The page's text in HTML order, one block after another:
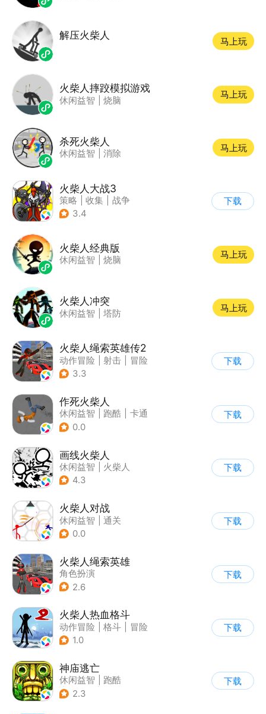
解压火柴人
马上玩
火柴人摔跤模拟游戏
休闲益智 烧脑
马上玩
杀死火柴人
休闲益智 消除
马上玩
火柴人大战3
策略 收集
战争
| 火柴人
3.4
下载
火柴人经典版
休闲益智 烧脑
马上玩
火柴人冲突
休闲益智 塔防
马上玩
火柴人绳索英雄传2
动作冒险 射击
冒险
| 开放世界
3.3
下载
作死火柴人
休闲益智 跑酷
卡通
| 62游戏
0.0
下载
画线火柴人
休闲益智
火柴人
| DIY
4.3
下载
火柴人对战
休闲益智
通关
| 火柴人
0.0
下载
火柴人绳索英雄
角色扮演
| 第三人称射击
2.6
下载
火柴人热血格斗
动作冒险 格斗
冒险
| 火柴人
1.0
下载
神庙逃亡
休闲益智
跑酷
| 欧美风
2.3
下载